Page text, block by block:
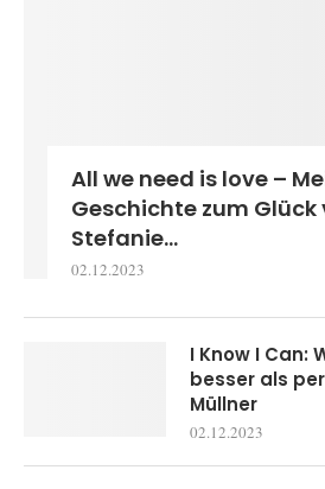
All we need is love –
Geschichte zum Glück
Stefanie...
02.12.2023
I Know I Can:
besser als
Müllner
02.12.2023